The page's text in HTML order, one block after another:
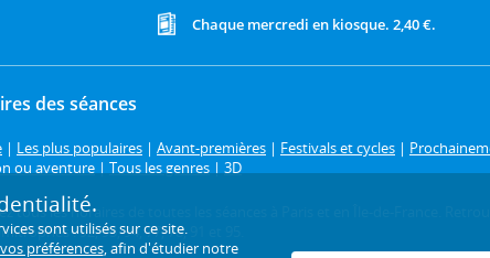
Chaque mercredi en kiosque. 2,40 €.
des séances
| Les plus populaires | Avant-premières | Festivals et cycles |
ou aventure | Tous les genres | 3D
tous les horaires de toutes les séances à Paris et en Île-de-France.
: 92, 93, 94, 77, 78, 91 et 95.
sont utilisés sur ce site.
vos préférences, afin d'étudier notre